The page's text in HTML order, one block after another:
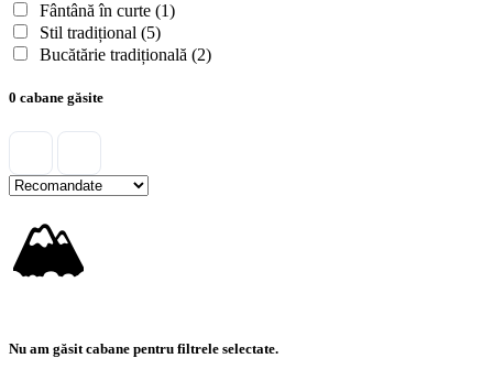
Fântână în curte (1)
Stil tradițional (5)
Bucătărie tradițională (2)
0 cabane găsite
🏔
Nu am găsit cabane pentru filtrele selectate.